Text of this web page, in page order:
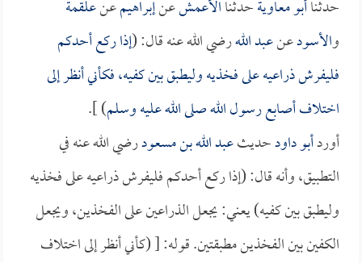
حدثناأبو معاويةحدثناالأعمشعنإبراهيمعنعلقمة
والأسودعنعبد اللهرضي الله عنه قال: (إذا ركع أحدكم
فليفرش ذراعيه على فخذيه وليطبق بين كفيه، فكأني أنظر إلى
اختلاف أصابع رسول الله صلى الله عليه وسلم) ].
أوردأبو داودحديثعبد الله بن مسعودرضي الله عنه في
التطبيق، وأنه قال: (إذا ركع أحدكم فليفرش ذراعيه على فخذيه
وليطبق بين كفيه) يعني: يجعل الذراعين على الفخذين، ويجعل
الكفين بين الفخذين مطبقتين. قوله: [ (كأني أنظر إلى اختلاف